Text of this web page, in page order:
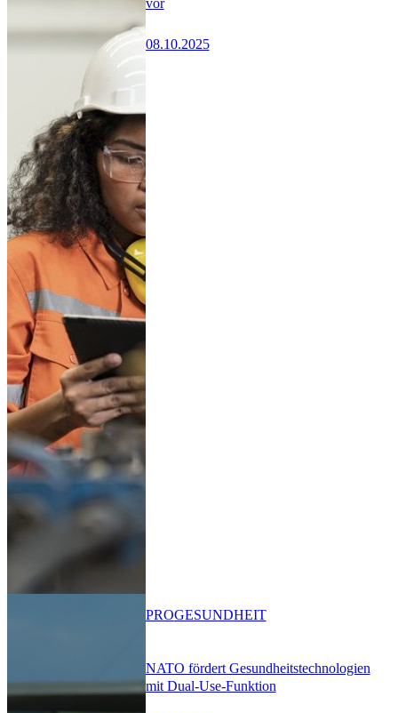
vor
08.10.2025
NATO fördert Gesundheitstechnologien
mit Dual-Use-Funktion
PROGESUNDHEIT